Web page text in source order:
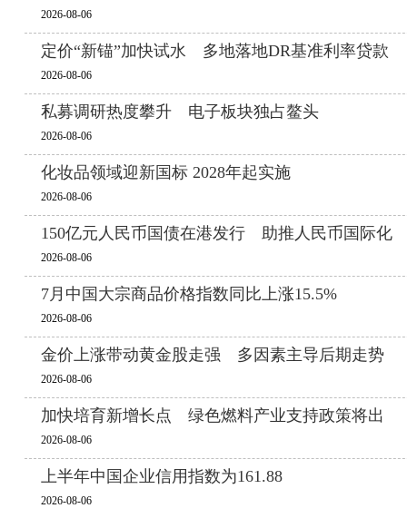
2026-08-06
定价“新锚”加快试水 多地落地DR基准利率贷款
2026-08-06
私募调研热度攀升 电子板块独占鳌头
2026-08-06
化妆品领域迎新国标 2028年起实施
2026-08-06
150亿元人民币国债在港发行 助推人民币国际化
2026-08-06
7月中国大宗商品价格指数同比上涨15.5%
2026-08-06
金价上涨带动黄金股走强 多因素主导后期走势
2026-08-06
加快培育新增长点 绿色燃料产业支持政策将出
2026-08-06
上半年中国企业信用指数为161.88
2026-08-06